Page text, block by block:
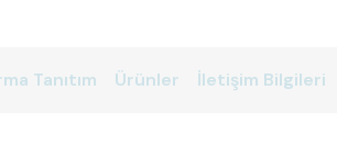
Tanıtım Ürünler İletişim Bilgileri